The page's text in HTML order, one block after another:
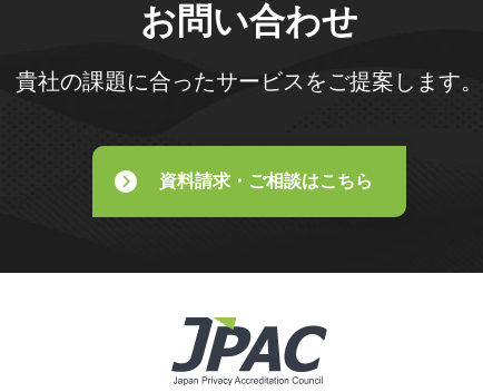
お問い合わせ
貴社の課題に合ったサービスをご提案します。
資料請求・ご相談はこちら